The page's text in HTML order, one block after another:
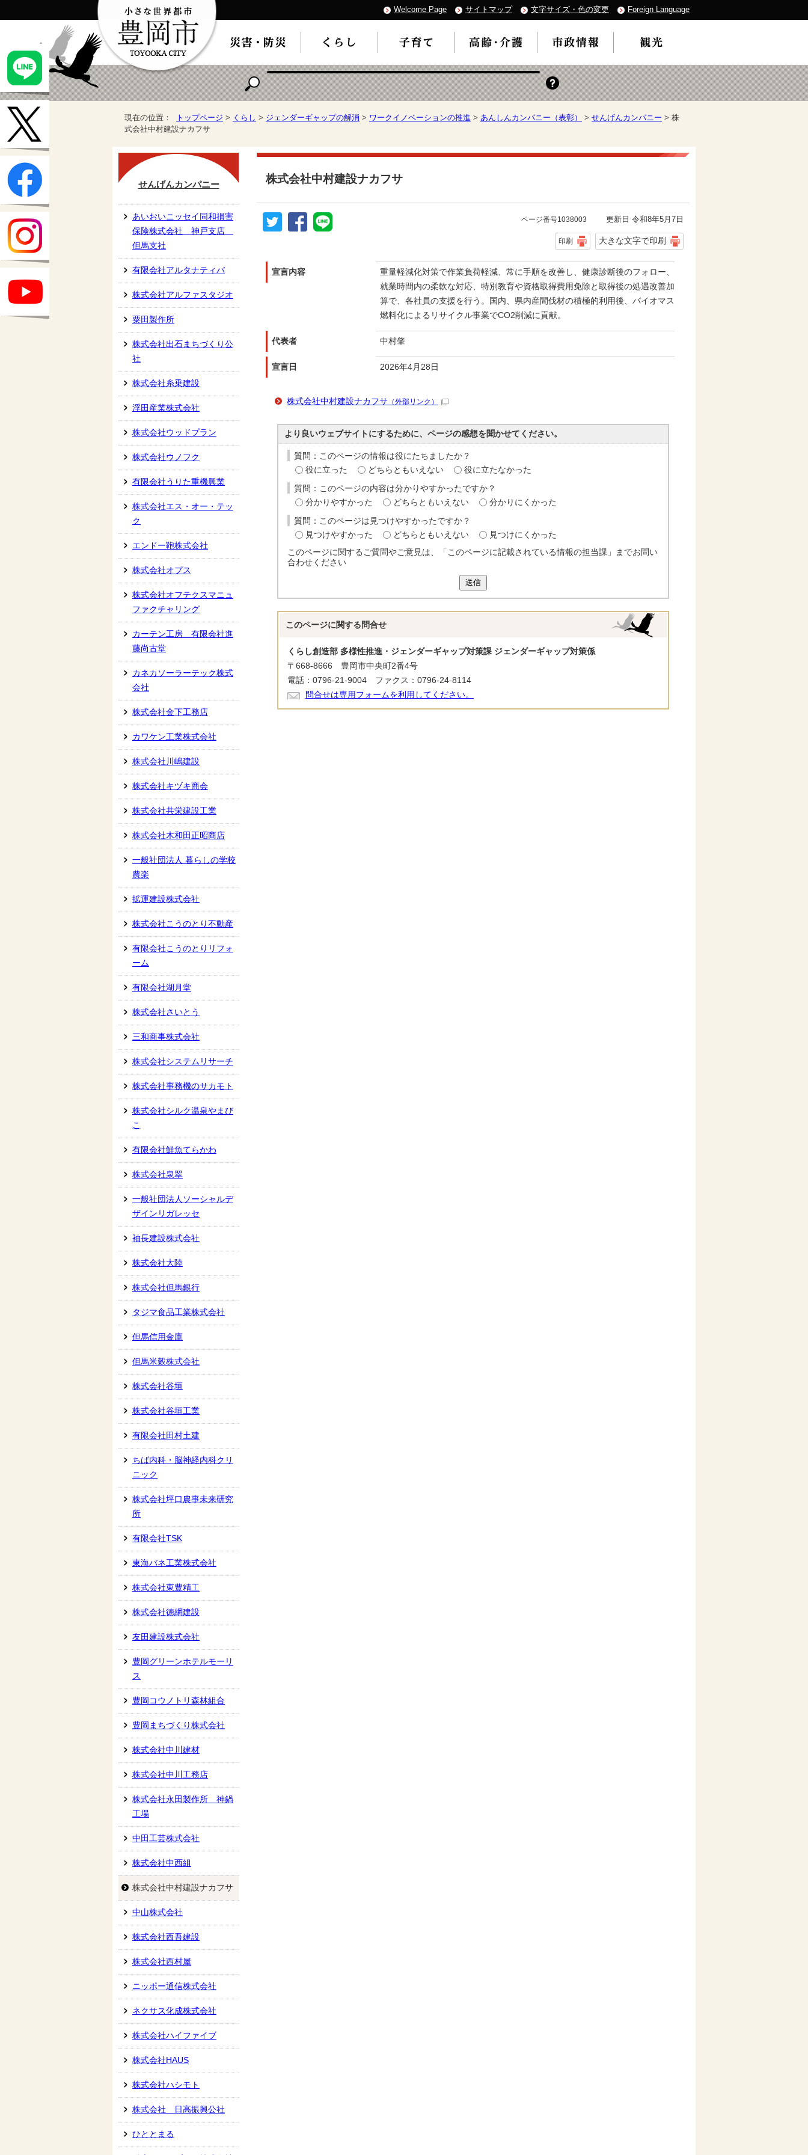
Welcome Page サイトマップ 文字サイズ・色の変更 Foreign Language
現在の位置： トップページ > くらし > ジェンダーギャップの解消 > ワークイノベーションの推進 > あんしんカンパニー（表彰） > せんげんカンパニー > 株
式会社中村建設ナカフサ
株式会社中村建設ナカフサ
ページ番号1038003 更新日 令和8年5月7日
印刷 大きな文字で印刷
宣言内容
重量軽減化対策で作業負荷軽減、常に手順を改善し、健康診断後のフォロー、
就業時間内の柔軟な対応、特別教育や資格取得費用免除と取得後の処遇改善加
算で、各社員の支援を行う。国内、県内産間伐材の積極的利用後、バイオマス
燃料化によるリサイクル事業でCO2削減に貢献。
代表者 中村肇
宣言日 2026年4月28日
株式会社中村建設ナカフサ （外部リンク）
より良いウェブサイトにするために、ページの感想を聞かせてください。
質問：このページの情報は役にたちましたか？
役に立った
どちらともいえない 役に立たなかった
質問：このページの内容は分かりやすかったですか？
分かりやすかった
どちらともいえない 分かりにくかった
質問：このページは見つけやすかったですか？
見つけやすかった
どちらともいえない
見つけにくかった
このページに関するご質問やご意見は、「このページに記載されている情報の担当課」までお問い
合わせください
送信
このページに関する 問合せ
くらし創造部 多様性推進・ジェンダーギャップ対策課 ジェンダーギャップ対策係
〒668-8666 豊岡市中央町2番4号
電話：0796-21-9004 ファクス：0796-24-8114
問合せは専用フォームを利用してください。
せんげんカンパニー
あいおいニッセイ同和損害
保険株式会社 神戸支店
但馬支社
有限会社アルタナティバ
株式会社アルファスタジオ
粟田製作所
株式会社出石まちづくり公
社
株式会社糸乗建設
浮田産業株式会社
株式会社ウッドプラン
株式会社ウノフク
有限会社うりた重機興業
株式会社エス・オー・テッ
ク
エンドー鞄株式会社
株式会社オプス
株式会社オフテクスマニュ
ファクチャリング
カーテン工房 有限会社進
藤尚古堂
カネカソーラーテック株式
会社
株式会社金下工務店
カワケン工業株式会社
株式会社川嶋建設
株式会社キヅキ商会
株式会社共栄建設工業
株式会社木和田正昭商店
一般社団法人 暮らしの学校
農楽
拡運建設株式会社
株式会社こうのとり不動産
有限会社こうのとりリフォ
ーム
有限会社湖月堂
株式会社さいとう
三和商事株式会社
株式会社システムリサーチ
株式会社事務機のサカモト
株式会社シルク温泉やまび
こ
有限会社鮮魚てらかわ
株式会社泉翠
一般社団法人ソーシャルデ
ザインリガレッセ
袖長建設株式会社
株式会社大陸
株式会社但馬銀行
タジマ食品工業株式会社
但馬信用金庫
但馬米穀株式会社
株式会社谷垣
株式会社谷垣工業
有限会社田村土建
ちば内科・脳神経内科クリ
ニック
株式会社坪口農事未来研究
所
有限会社TSK
東海バネ工業株式会社
株式会社東豊精工
株式会社徳網建設
友田建設株式会社
豊岡グリーンホテルモーリ
ス
豊岡コウノトリ森林組合
豊岡まちづくり株式会社
株式会社中川建材
株式会社中川工務店
株式会社永田製作所 神鍋
工場
中田工芸株式会社
株式会社中西組
株式会社中村建設ナカフサ
中山株式会社
株式会社西吾建設
株式会社西村屋
ニッポー通信株式会社
ネクサス化成株式会社
株式会社ハイファイブ
株式会社HAUS
株式会社ハシモト
株式会社 日高振興公社
ひととまる